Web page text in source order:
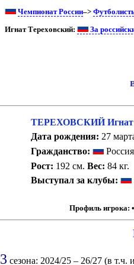
Чемпионат России–>
Игнат Тереховский: За
ТЕРЕХОВСКИЙ Игнат
Дата рождения: 27
Гражданство:
Рост: 192 см. Вес: 84 кг.
Выступал за клубы:
Профиль игрока: •
3 сезона: 2024/25 – 26/27 (в т.ч.